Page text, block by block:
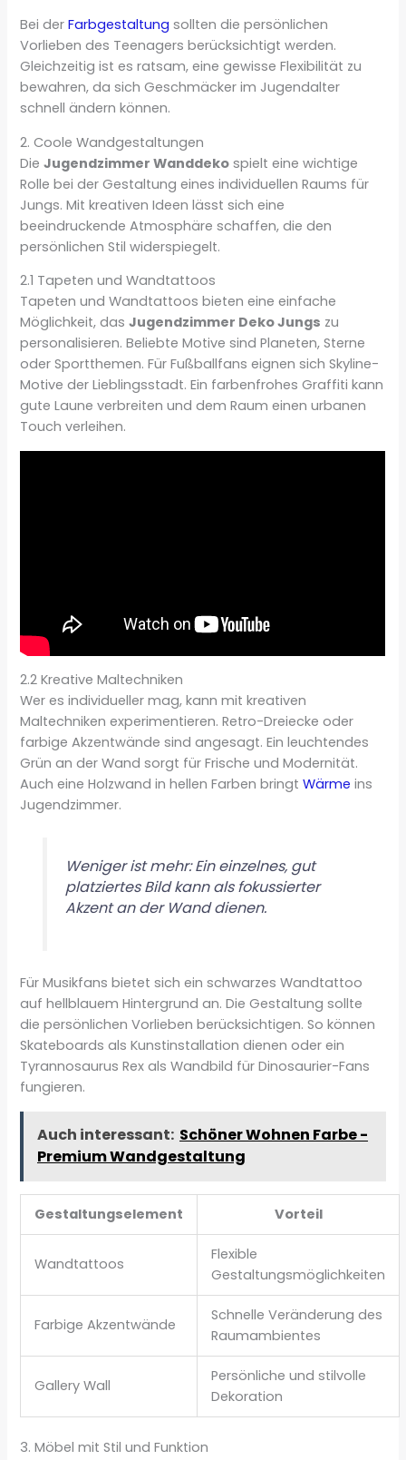
Bei derFarbgestaltung sollten die persönlichen
Vorlieben des Teenagers berücksichtigt werden.
Gleichzeitig ist es ratsam, eine gewisse Flexibilität zu
bewahren, da sich Geschmäcker im Jugendalter
schnell ändern können.
2. Coole Wandgestaltungen
DieJugendzimmer Wanddeko spielt eine wichtige
Rolle bei der Gestaltung eines individuellen Raums für
Jungs. Mit kreativen Ideen lässt sich eine
beeindruckende Atmosphäre schaffen, die den
persönlichen Stil widerspiegelt.
2.1 Tapeten und Wandtattoos
Tapeten und Wandtattoos bieten eine einfache
Möglichkeit, dasJugendzimmer Deko Jungs zu
personalisieren. Beliebte Motive sind Planeten, Sterne
oder Sportthemen. Für Fußballfans eignen sich Skyline-
Motive der Lieblingsstadt. Ein farbenfrohes Graffiti kann
gute Laune verbreiten und dem Raum einen urbanen
Touch verleihen.
2.2 Kreative Maltechniken
Wer es individueller mag, kann mit kreativen
Maltechniken experimentieren. Retro-Dreiecke oder
farbige Akzentwände sind angesagt. Ein leuchtendes
Grün an der Wand sorgt für Frische und Modernität.
Auch eine Holzwand in hellen Farben bringtWärme ins
Jugendzimmer.
Weniger ist mehr: Ein einzelnes, gut
platziertes Bild kann als fokussierter
Akzent an der Wand dienen.
Für Musikfans bietet sich ein schwarzes Wandtattoo
auf hellblauem Hintergrund an. Die Gestaltung sollte
die persönlichen Vorlieben berücksichtigen. So können
Skateboards als Kunstinstallation dienen oder ein
Tyrannosaurus Rex als Wandbild für Dinosaurier-Fans
fungieren.
Auch interessant: Schöner Wohnen Farbe -
Premium Wandgestaltung
Gestaltungselement Vorteil
Wandtattoos
Flexible
Gestaltungsmöglichkeiten
Farbige Akzentwände
Schnelle Veränderung des
Raumambientes
Gallery Wall
Persönliche und stilvolle
Dekoration
3. Möbel mit Stil und Funktion